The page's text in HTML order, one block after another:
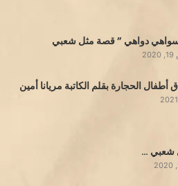
دواهي ” قصة مثل شعبي
الحجارة بقلم الكاتبة مريانا أمين
شعبي …